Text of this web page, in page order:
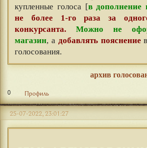
купленные голоса [в дополнение
не более 1-го раза за
конкурсанта.
Можно не
магазин, а добавлять пояснение
голосования.
архив
0 Профиль
25-07-2022, 23:01:27